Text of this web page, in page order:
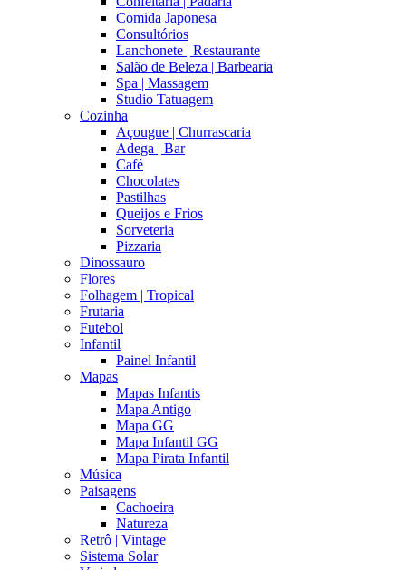
Comida Japonesa
Consultórios
Lanchonete | Restaurante
Salão de Beleza | Barbearia
Spa | Massagem
Studio Tatuagem
Cozinha
Açougue | Churrascaria
Adega | Bar
Café
Chocolates
Pastilhas
Queijos e Frios
Sorveteria
Pizzaria
Dinossauro
Flores
Folhagem | Tropical
Frutaria
Futebol
Infantil
Painel Infantil
Mapas
Mapas Infantis
Mapa Antigo
Mapa GG
Mapa Infantil GG
Mapa Pirata Infantil
Música
Paisagens
Cachoeira
Natureza
Retrô | Vintage
Sistema Solar